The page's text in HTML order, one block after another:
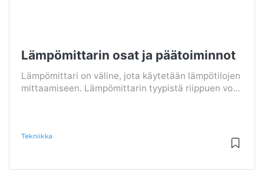
Lämpömittarin osat ja päätoiminnot
Lämpömittari on väline, jota käytetään lämpötilojen
mittaamiseen. Lämpömittarin tyypistä riippuen vo...
Tekniikka